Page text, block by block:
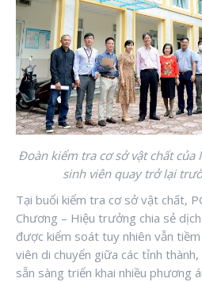
Đoàn kiểm tra cơ sở vật chất
sinh viên quay trở lại
Tại buổi kiểm tra cơ sở vật chất,
Chương – Hiệu trưởng chia sẻ
được kiểm soát tuy nhiên vẫn
viên di chuyển giữa các tỉnh
sẵn sàng triển khai nhiều phương